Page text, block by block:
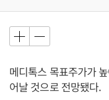
메디톡스 목표주가가
어날 것으로 전망됐다.